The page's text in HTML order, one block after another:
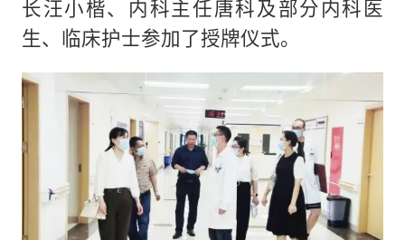
长汪小楷、内科主任唐科及部分内科医
生、临床护士参加了授牌仪式。